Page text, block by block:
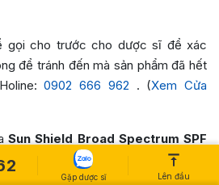
gọi cho trước cho dược sĩ để xác
để tránh đến mà sản phẩm đã hết
0902 666 962 . (Xem Cửa
Sun Shield Broad Spectrum SPF
HCM, sau khi xác nhận đơn hàng,
sản phẩm sau 4h – 8h làm việc
Gặp dược sĩ Lên đầu